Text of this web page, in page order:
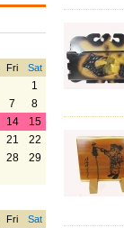
Fri Sat
1
7
8
14
15
21
22
28
29
Fri Sat